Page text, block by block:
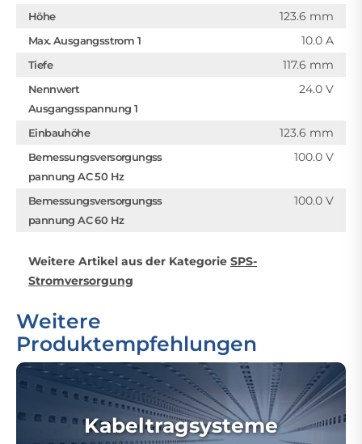
Höhe 123.6 mm
Max. Ausgangsstrom 1 10.0 A
Tiefe 117.6 mm
Nennwert
Ausgangsspannung 1
24.0 V
Einbauhöhe 123.6 mm
Bemessungsversorgungss
pannung AC 50 Hz
100.0 V
Bemessungsversorgungss
pannung AC 60 Hz
100.0 V
Weitere Artikel aus der Kategorie SPS-
Stromversorgung
Weitere
Produktempfehlungen
Kabeltragsysteme